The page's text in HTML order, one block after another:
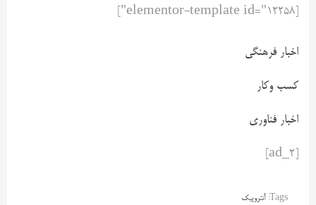
اخبار فرهنگی
کسب وکار
اخبار فناوری
Tags: آنتروپیک